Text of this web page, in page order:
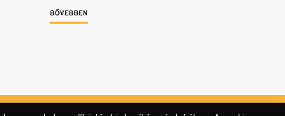
BŐVEBBEN